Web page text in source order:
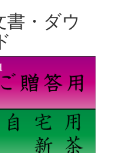
書・ダウ